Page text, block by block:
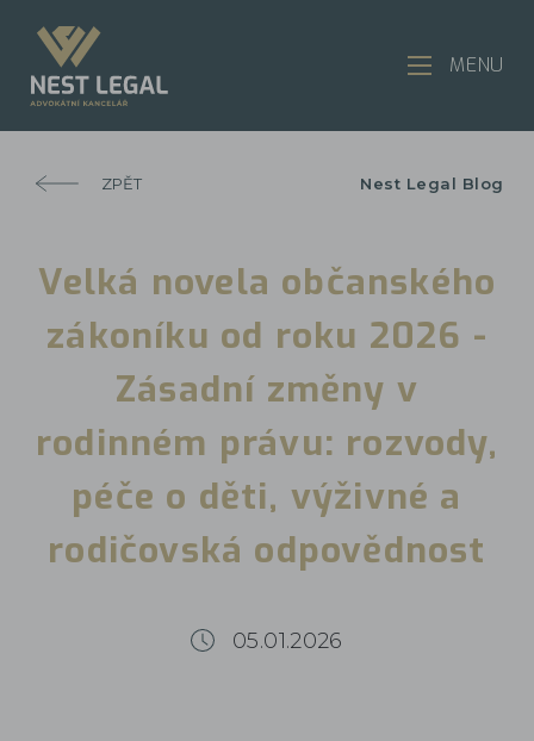
ZPĚT Nest Legal Blog
Velká novela občanského
zákoníku od roku 2026 -
Zásadní změny v
rodinném právu: rozvody,
péče o děti, výživné a
rodičovská odpovědnost
05.01.2026
MENU